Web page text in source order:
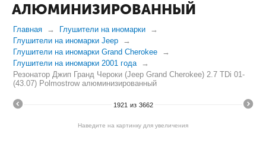
АЛЮМИНИЗИРОВАННЫЙ
Главная
Глушители на иномарки
Глушители на иномарки Jeep
Глушители на иномарки Grand Cherokee
Глушители на иномарки 2001 года
Резонатор Джип Гранд Чероки (Jeep Grand Cherokee) 2.7 TDi 01-
(43.07) Polmostrow алюминизированный
1921 из 3662
Наведите на картинку для увеличения